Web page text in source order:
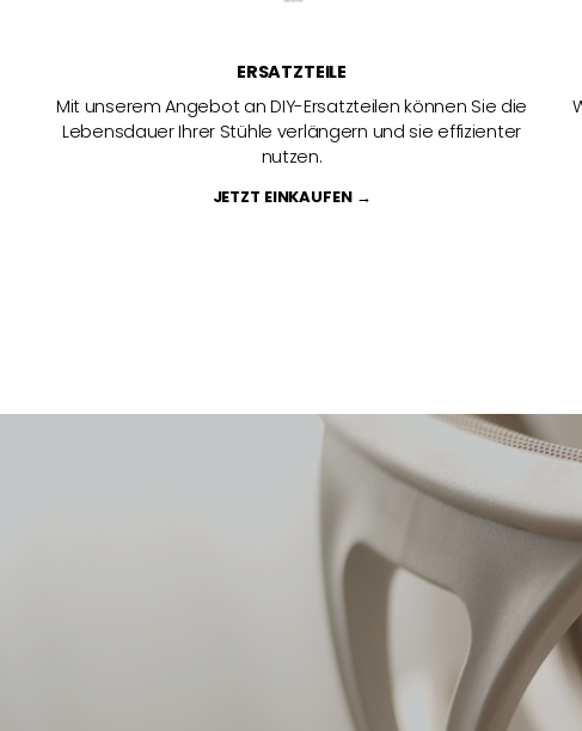
ERSATZTEILE
Mit unserem Angebot an DIY-Ersatzteilen können Sie die
Lebensdauer Ihrer Stühle verlängern und sie effizienter
nutzen.
JETZT EINKAUFEN →